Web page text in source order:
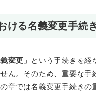
ける名義変更手続
義変更」
という手続きを経
ん。そのため、重要な手
章では名義変更手続きの